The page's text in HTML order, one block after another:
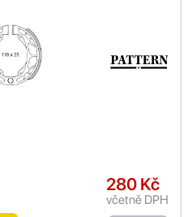
280 Kč
včetně DPH